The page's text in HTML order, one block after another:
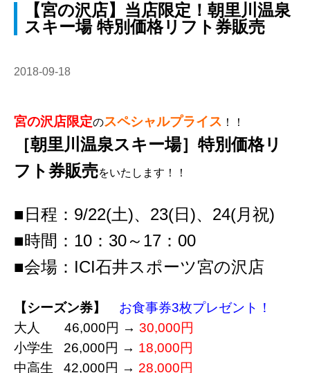
【宮の沢店】当店限定！朝里川温泉
スキー場 特別価格リフト券販売
2018-09-18
宮の沢店限定のスペシャルプライス ！！
［朝里川温泉スキー場］ 特別価格リ
フト券販売をいたします！！
■日程：9/22(土)、23(日)、24(月祝)
■時間：10：30～17：00
■会場：ICI石井スポーツ宮の沢店
【シーズン券】
お食事券3枚プレゼント！
大人 46,000円 → 30,000円
小学生 26,000円 → 18,000円
中高生 42,000円 → 28,000円